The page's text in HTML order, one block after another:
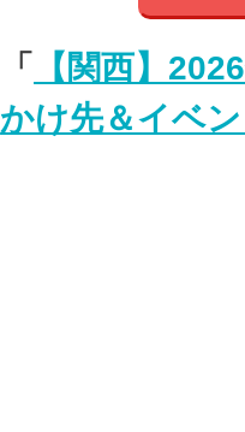
「
【関西】
かけ先＆イベ